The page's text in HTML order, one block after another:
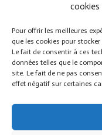
cookies
Pour offrir les meilleures
que les cookies pour
Le fait de consentir à ces
données telles que le
site. Le fait de ne pas
effet négatif sur certaines
Que cherchez-